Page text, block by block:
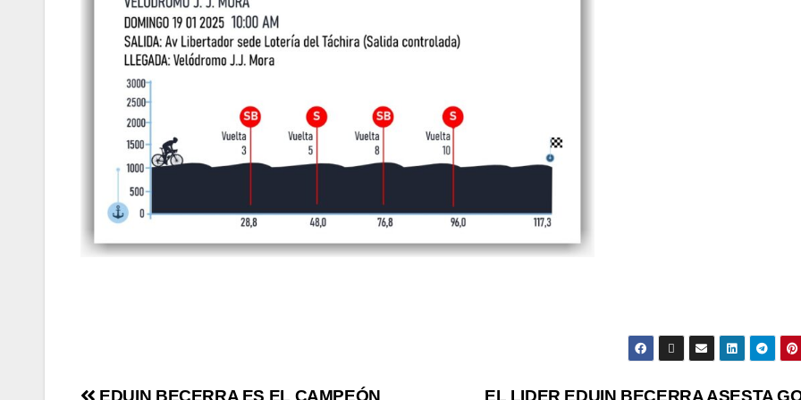
EL LIDER EDUIN BECERRA ASESTA
EDUIN BECERRA ES EL CAMPEÓN